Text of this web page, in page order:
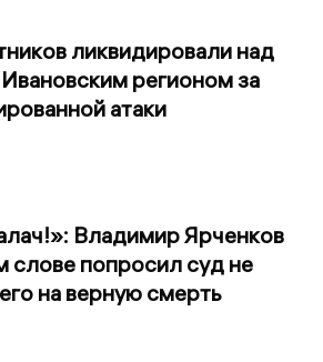
ликвидировали над
регионом за
атаки
Владимир Ярченков
слове попросил суд не
на верную смерть